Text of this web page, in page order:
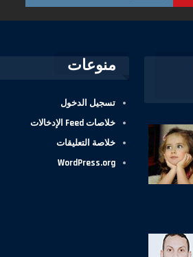
منوعات
تسجيل الدخول
خلاصات Feed الإدخالات
خلاصة التعليقات
WordPress.org